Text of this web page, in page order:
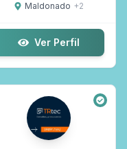
Maldonado +2
Ver Perfil